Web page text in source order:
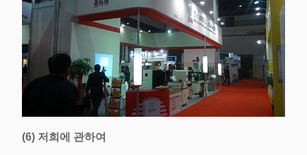
(6) 저희에 관하여